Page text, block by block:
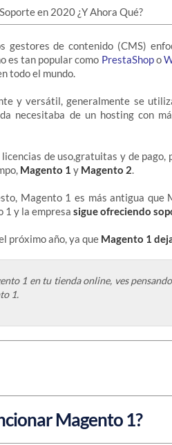
gestores de contenido (CMS)
es tan popular como PrestaShopo
todo el mundo.
y versátil, generalmente se
necesitaba de un hosting con
de uso,gratuitas y de pago,
Magento 1 y Magento 2.
Magento 1 es más antigua que
1 y la empresa sigue ofreciendo
próximo año, ya que Magento 1
1 en tu tienda online, ves
1.
Magento 1?